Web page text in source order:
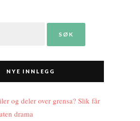
NYE INNLEGG
og deler over grensa? Slik får
drama